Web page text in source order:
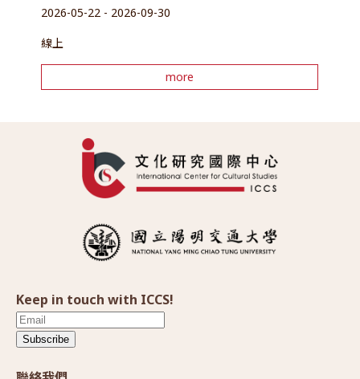
2026-05-22 - 2026-09-30
線上
more
Keep in touch with ICCS!
Subscribe